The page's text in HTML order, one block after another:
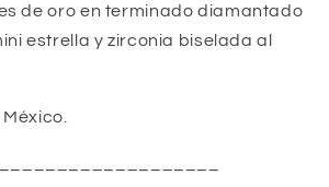
de oro en terminado diamantado
estrella y zirconia biselada al